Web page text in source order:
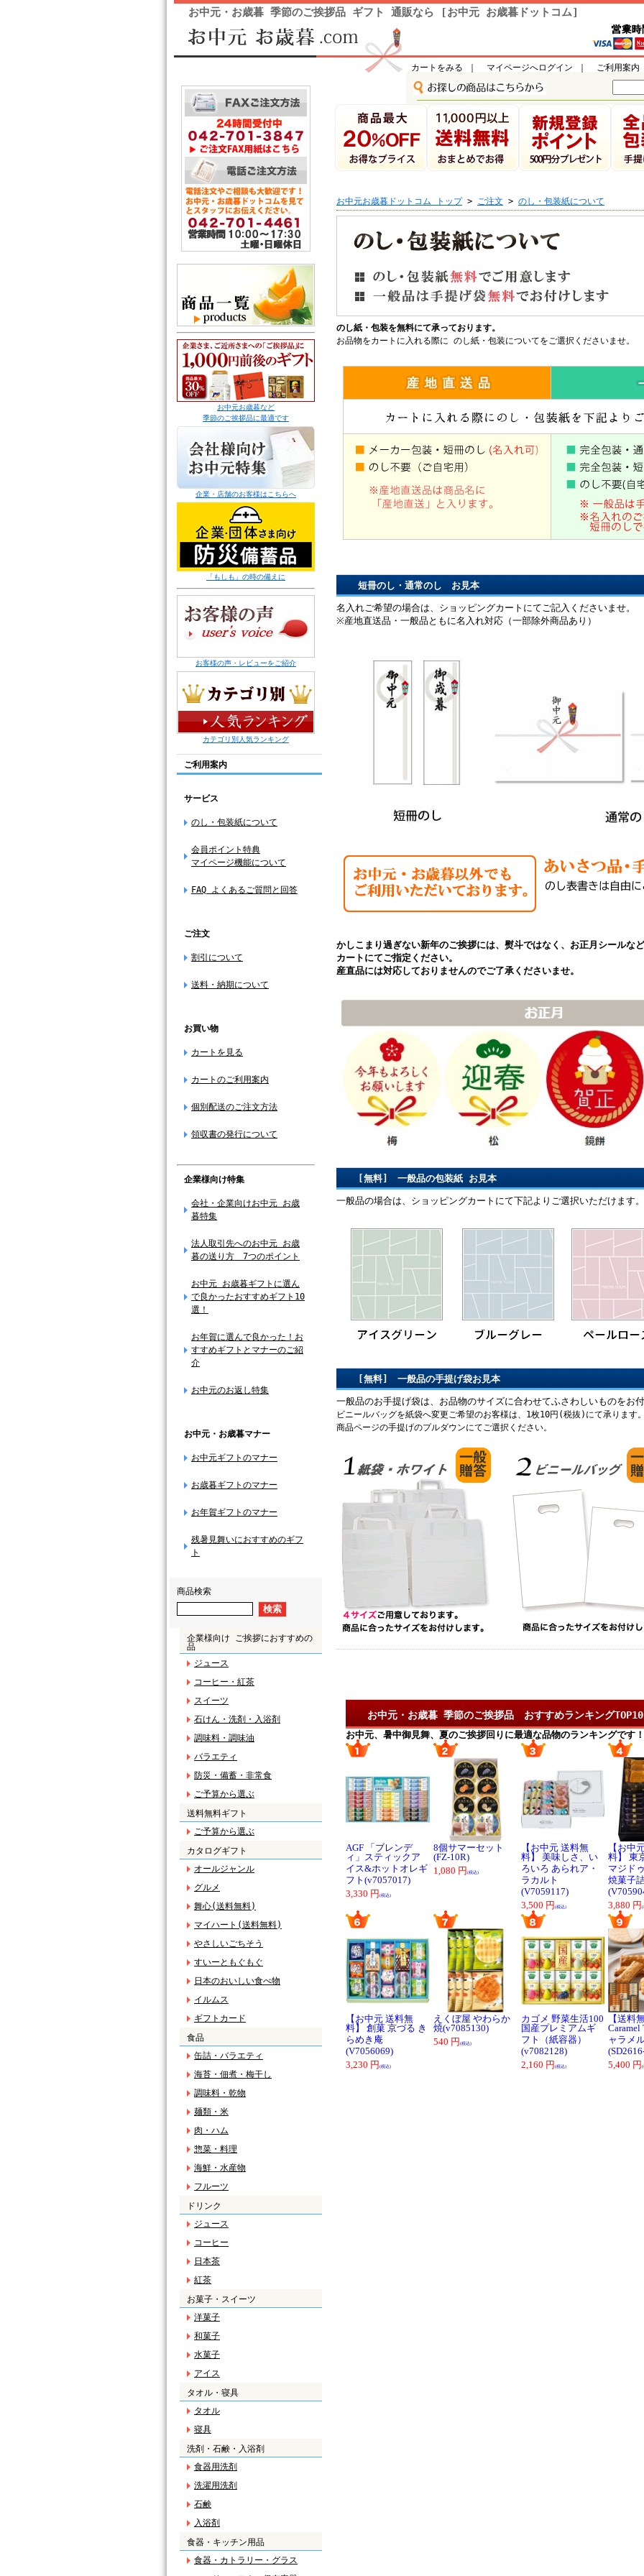
お中元・お歳暮 季節のご挨拶品 ギフト 通販なら [お中元 お歳暮ドットコム]
カートをみる マイページへログイン ご利用案内
お中元お歳暮など
季節のご挨拶品に最適です
企業・店舗のお客様はこちらへ
「もしも」の時の備えに
お客様の声・レビューをご紹介
カテゴリ別人気ランキング
ご利用案内
サービス
のし・包装紙について
会員ポイント特典
マイページ機能について
FAQ よくあるご質問と回答
ご注文
割引について
送料・納期について
お買い物
カートを見る
カートのご利用案内
個別配送のご注文方法
領収書の発行について
企業様向け特集
会社・企業向けお中元 お歳
暮特集
法人取引先へのお中元 お歳
暮の送り方 7つのポイント
お中元 お歳暮ギフトに選ん
で良かったおすすめギフト10
選！
お年賀に選んで良かった！お
すすめギフトとマナーのご紹
介
お中元のお返し特集
お中元・お歳暮マナー
お中元ギフトのマナー
お歳暮ギフトのマナー
お年賀ギフトのマナー
残暑見舞いにおすすめのギフ
ト
商品検索
企業様向け ご挨拶におすすめの
品
ジュース
コーヒー・紅茶
スイーツ
石けん・洗剤・入浴剤
調味料・調味油
バラエティ
防災・備蓄・非常食
ご予算から選ぶ
送料無料ギフト
ご予算から選ぶ
カタログギフト
オールジャンル
グルメ
舞心(送料無料)
マイハート(送料無料)
やさしいごちそう
すいーともぐもぐ
日本のおいしい食べ物
イルムス
ギフトカード
食品
缶詰・バラエティ
海苔・佃煮・梅干し
調味料・乾物
麺類・米
肉・ハム
惣菜・料理
海鮮・水産物
フルーツ
ドリンク
ジュース
コーヒー
日本茶
紅茶
お菓子・スイーツ
洋菓子
和菓子
水菓子
アイス
タオル・寝具
タオル
寝具
洗剤・石鹸・入浴剤
食器用洗剤
洗濯用洗剤
石鹸
入浴剤
食器・キッチン用品
食器・カトラリー・グラス
お中元お歳暮ドットコム トップ> ご注文 > のし・包装紙について
のし紙・包装を無料にて承っております。
お品物をカートに入れる際に のし紙・包装についてをご選択くださいませ。
短冊のし・通常のし お見本
名入れご希望の場合は、ショッピングカートにてご記入くださいませ。
※産地直送品・一般品ともに名入れ対応（一部除外商品あり）
かしこまり過ぎない新年のご挨拶には、熨斗ではなく、お正月シールな
カートにてご指定ください。
産直品には対応しておりませんのでご了承くださいませ。
[無料] 一般品の包装紙 お見本
一般品の場合は、ショッピングカートにて下記よりご選択いただけます。
[無料] 一般品の手提げ袋お見本
一般品のお手提げ袋は、お品物のサイズに合わせてふさわしいものをお
ビニールバッグを紙袋へ変更ご希望のお客様は、1枚10円(税抜)にて承ります
商品ページの手提げのプルダウンにてご選択ください。